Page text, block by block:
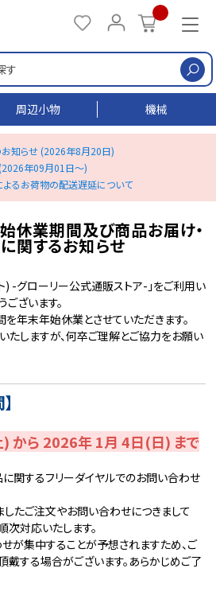
周辺小物 機械
お知らせ (2026年8月20日)
年09月01日～)
るお荷物の配送遅延について
休業期間及び商品お届け・
関するお知らせ
) -グローリー公式通販ストア-」をご利用い
ございます。
年末年始休業とさせていただきます。
たしますが、何卒ご理解とご協力をお願い
から 2026年 1月 4日(日) まで
関するフリーダイヤルでのお問い合わせ
たご注文やお問い合わせにつきまして
次対応いたします。
が集中することが予想されますため、ご
する場合がございます。あらかじめご了